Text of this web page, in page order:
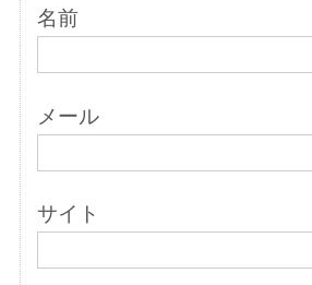
名前
メール
サイト